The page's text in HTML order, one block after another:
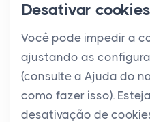
Desativar cookies
Você pode impedir a
ajustando as
(consulte a Ajuda do
como fazer isso).
desativação de